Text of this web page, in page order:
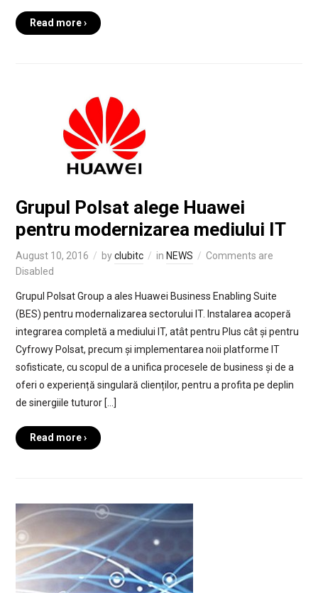
Read more ›
Grupul Polsat alege Huawei
pentru modernizarea mediului IT
August 10, 2016 byclubitc in NEWS
Comments are
Disabled
Grupul Polsat Group a ales Huawei Business Enabling Suite
(BES) pentru modernalizarea sectorului IT. Instalarea acoperă
integrarea completă a mediului IT, atât pentru Plus cât și pentru
Cyfrowy Polsat, precum și implementarea noii platforme IT
sofisticate, cu scopul de a unifica procesele de business și de a
oferi o experiență singulară clienților, pentru a profita pe deplin
de sinergiile tuturor […]
Read more ›